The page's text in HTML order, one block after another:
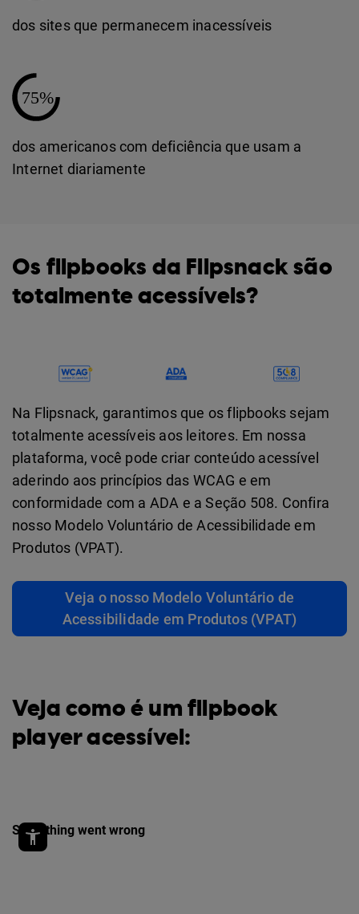
dos sites que permanecem inacessíveis
dos americanos com deficiência que usam a
Internet diariamente
Os flipbooks da Flipsnack são
totalmente acessíveis?
Na Flipsnack, garantimos que os flipbooks sejam
totalmente acessíveis aos leitores. Em nossa
plataforma, você pode criar conteúdo acessível
aderindo aos princípios das WCAG e em
conformidade com a ADA e a Seção 508. Confira
nosso Modelo Voluntário de Acessibilidade em
Produtos (VPAT).
Veja o nosso Modelo Voluntário de
Acessibilidade em Produtos (VPAT)
Veja como é um flipbook
player acessível: